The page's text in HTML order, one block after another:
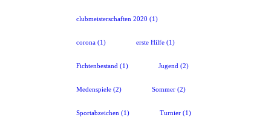
clubmeisterschaften 2020 (1)
corona(1) erste Hilfe(1)
Fichtenbestand (1) Jugend (2)
Medenspiele(2) Sommer(2)
Sportabzeichen (1) Turnier(1)